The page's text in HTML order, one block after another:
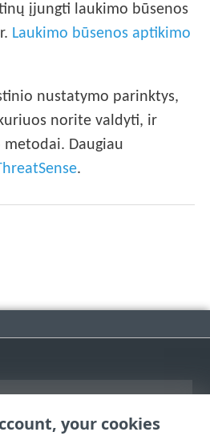
įjungti laukimo būsenos
Laukimo būsenos aptikimo
nustatymo parinktys,
norite valdyti, ir
Daugiau
.
your cookies